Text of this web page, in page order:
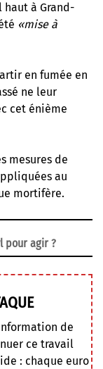
haut à Grand-
«mise à
en fumée en
ne leur
cet énième
mesures de
au
mortifère.
pour agir ?
de
ce travail
: chaque euro